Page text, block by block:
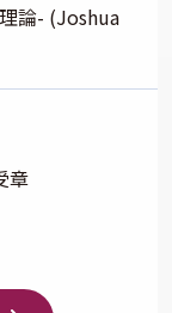
論- (Joshua
章